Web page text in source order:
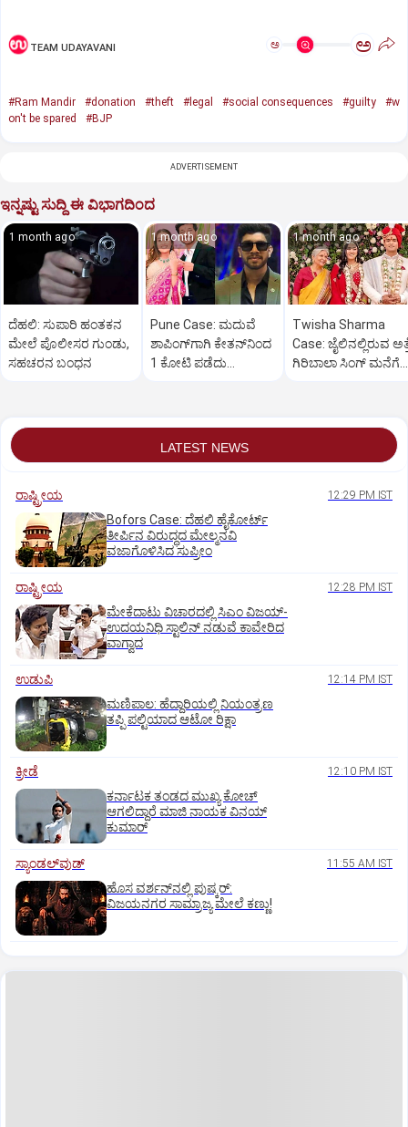
TEAM UDAYAVANI ಅ ಅ
#Ram Mandir #donation #theft #legal #social consequences #guilty
#w
on't be spared
#BJP
ADVERTISEMENT
ಇನ್ನಷ್ಟು ಸುದ್ದಿ ಈ ವಿಭಾಗದಿಂದ
1 month ago
ದೆಹಲಿ: ಸುಪಾರಿ ಹಂತಕನ
ಮೇಲೆ ಪೊಲೀಸರ ಗುಂಡು,
ಸಹಚರನ ಬಂಧನ
1 month ago
Pune Case: ಮದುವೆ
ಶಾಪಿಂಗ್‌ಗಾಗಿ ಕೇತನ್‌ನಿಂದ
1 ಕೋಟಿ ಪಡೆದು
1 month ago
Twisha Sharma
Case: ಜೈಲಿನಲ್ಲಿರುವ
ಗಿರಿಬಾಲಾ ಸಿಂಗ್ ಮನೆಗೆ
LATEST NEWS
ರಾಷ್ಟ್ರೀಯ 12:29 PM IST
Bofors Case: ದೆಹಲಿ ಹೈಕೋರ್ಟ್‌
ತೀರ್ಪಿನ ವಿರುದ್ಧದ ಮೇಲ್ಮನವಿ
ವಜಾಗೊಳಿಸಿದ ಸುಪ್ರೀಂ
ರಾಷ್ಟ್ರೀಯ 12:28 PM IST
ಮೇಕೆದಾಟು ವಿಚಾರದಲ್ಲಿ ಸಿಎಂ ವಿಜಯ್-
ಉದಯನಿಧಿ ಸ್ಟಾಲಿನ್ ನಡುವೆ ಕಾವೇರಿದ
ವಾಗ್ವಾದ
ಉಡುಪಿ 12:14 PM IST
ಮಣಿಪಾಲ: ಹೆದ್ದಾರಿಯಲ್ಲಿ ನಿಯಂತ್ರಣ
ತಪ್ಪಿ ಪಲ್ಟಿಯಾದ ಆಟೋ ರಿಕ್ಷಾ
ಕ್ರೀಡೆ 12:10 PM IST
ಕರ್ನಾಟಕ ತಂಡದ ಮುಖ್ಯ ಕೋಚ್‌
ಆಗಲಿದ್ದಾರೆ ಮಾಜಿ ನಾಯಕ ವಿನಯ್‌
ಕುಮಾರ್
ಸ್ಯಾಂಡಲ್‌ವುಡ್‌ 11:55 AM IST
ಹೊಸ ವರ್ಶನ್‌ನಲ್ಲಿ ಪುಷ್ಕರ್‌:
ವಿಜಯನಗರ ಸಾಮ್ರಾಜ್ಯ ಮೇಲೆ ಕಣ್ಣು!